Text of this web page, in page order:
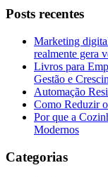
Posts recentes
Marketing
realmente gera
Livros para
Gestão e
Automação
Como Reduzir
Por que a
Modernos
Categorias